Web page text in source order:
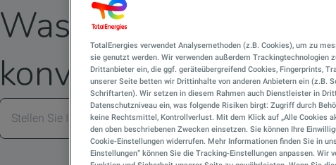
Was unterscheidet E-
konventionellem
TotalEnergies verwendet Analysemethoden (z.B. Cookies), um zu
sie genutzt werden. Wir verwenden außerdem Trackingtechnologien
Drittanbieter ein, die ggf. geräteübergreifend Cookies, Fingerprints,
unserer Seite betten wir Drittinhalte von anderen Anbietern ein (z.B.
Schriftarten). Wir setzen in diesem Rahmen auch Dienstleister in
Datenschutzniveau ein, was folgende Risiken birgt: Zugriff durch
keine Rechtsmittel, Kontrollverlust. Mit dem Klick auf „Alle Cookies
den oben beschriebenen Zwecken einsetzen. Sie können Ihre
Cookie-Einstellungen widerrufen. Mehr Informationen finden Sie in
Einstellungen“ können Sie die Tracking-Einstellungen anpassen. Wir